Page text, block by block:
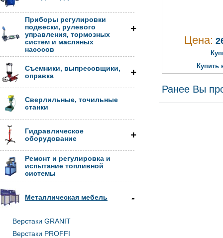
Цена:
Купить
Ранее Вы
Приборы регулировки
подвески, рулевого
управления, тормозных
систем и масляных
насосов
Съемники, выпресовщики,
оправка
Сверлильные, точильные
станки
Гидравлическое
оборудование
Ремонт и регулировка и
испытание топливной
системы
Металлическая мебель
Верстаки GRANIT
Верстаки PROFFI